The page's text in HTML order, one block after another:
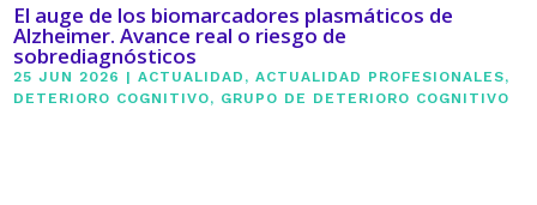
El auge de los biomarcadores plasmáticos de
Alzheimer. Avance real o riesgo de
sobrediagnósticos
25 JUN 2026 |ACTUALIDAD ,ACTUALIDAD PROFESIONALES,
DETERIORO COGNITIVO, GRUPO DE DETERIORO COGNITIVO